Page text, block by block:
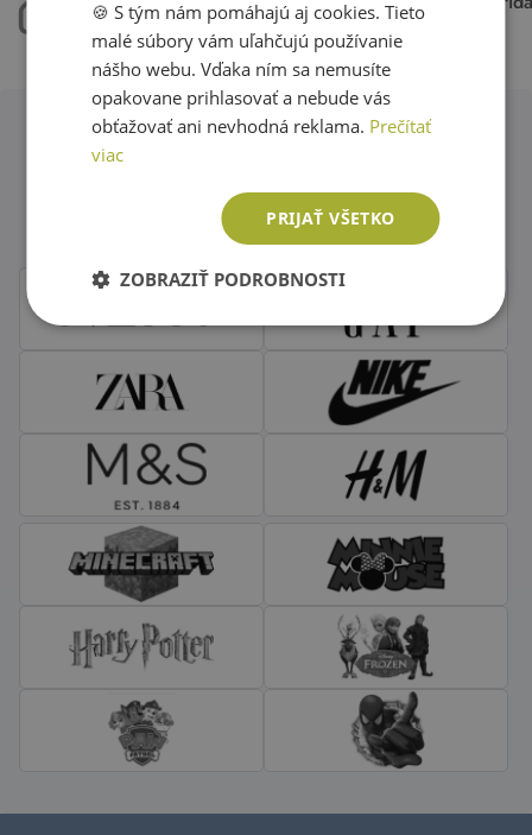
oblečenia skladom 15.000 kúskov
oblečenia
ENGLISH
🍪 S tým nám pomáhajú aj cookies. Tieto
malé súbory vám uľahčujú používanie
nášho webu. Vďaka ním sa nemusíte
opakovane prihlasovať a nebude vás
obťažovať ani nevhodná reklama. Prečítať
viac
PRIJAŤ VŠETKO
ZOBRAZIŤ PODROBNOSTI